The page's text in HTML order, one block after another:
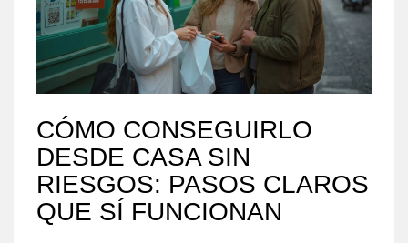
CÓMO CONSEGUIRLO
DESDE CASA SIN
RIESGOS: PASOS CLAROS
QUE SÍ FUNCIONAN